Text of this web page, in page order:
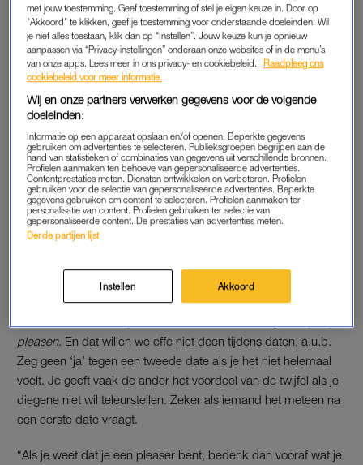
INCHECKEN BIJ JEZELF
Volgens Linda is het tijdens het daten al snel verleidelijk om
jezelf te verliezen in de ander. Wat vindt diegene van mij?
Waar gaat dit heen? Maar je bent veel meer dan alleen een
potentiële partner.
There’s more to life
. Daarom is het
belangrijk om regelmatig uit te zoomen.
“Vraag jezelf af: hoe gaat het eigenlijk met mij? Plan daar een
moment voor; tijdens het wandelen, onder de douche of door
het op te schrijven. Dat is niet alleen fijn als je aan het daten
bent trouwens, maar sowieso in het dagelijks leven. Om
regelmatig bewust te reflecteren op je eigen gevoelens,
lichaam en gedachten.”
STOP MET ‘PEOPLE PLEASEN’
pleasen. En dat willen we effe niet doen tijdens daten, a.u.b.
Zeg geen ‘ja’ tegen een tweede date als je het niet helemaal
voelt. Je geeft vaak de ander het voordeel van de twijfel als je
diegene niet wil teleurstellen. Zeker als iemand het meteen na
een eerste date vraagt.
“Als je weet dat je een pleaser bent, bedenk dan vooraf wat je
met jouw toestemming. Geef toestemming of stel je eigen keuze in. Door op
"Akkoord" te klikken, geef je toestemming voor onderstaande doeleinden. Wil
je niet alles toestaan, klik dan op “Instellen”. Jouw keuze kun je opnieuw
aanpassen via “Privacy-instellingen” onderaan onze websites of in de menu’s
van onze apps. Lees meer in ons privacy- en cookiebeleid.
Raadpleeg ons
cookiebeleid voor meer informatie.
Wij en onze partners verwerken gegevens voor de volgende
doeleinden:
Informatie op een apparaat opslaan en/of openen. Beperkte gegevens
gebruiken om advertenties te selecteren. Publieksgroepen begrijpen aan de
hand van statistieken of combinaties van gegevens uit verschillende bronnen.
Profielen aanmaken ten behoeve van gepersonaliseerde advertenties.
Contentprestaties meten. Diensten ontwikkelen en verbeteren. Profielen
gebruiken voor de selectie van gepersonaliseerde advertenties. Beperkte
gegevens gebruiken om content te selecteren. Profielen aanmaken ter
personalisatie van content. Profielen gebruiken ter selectie van
gepersonaliseerde content. De prestaties van advertenties meten.
Derde partijen lijst
Instellen Akkoord